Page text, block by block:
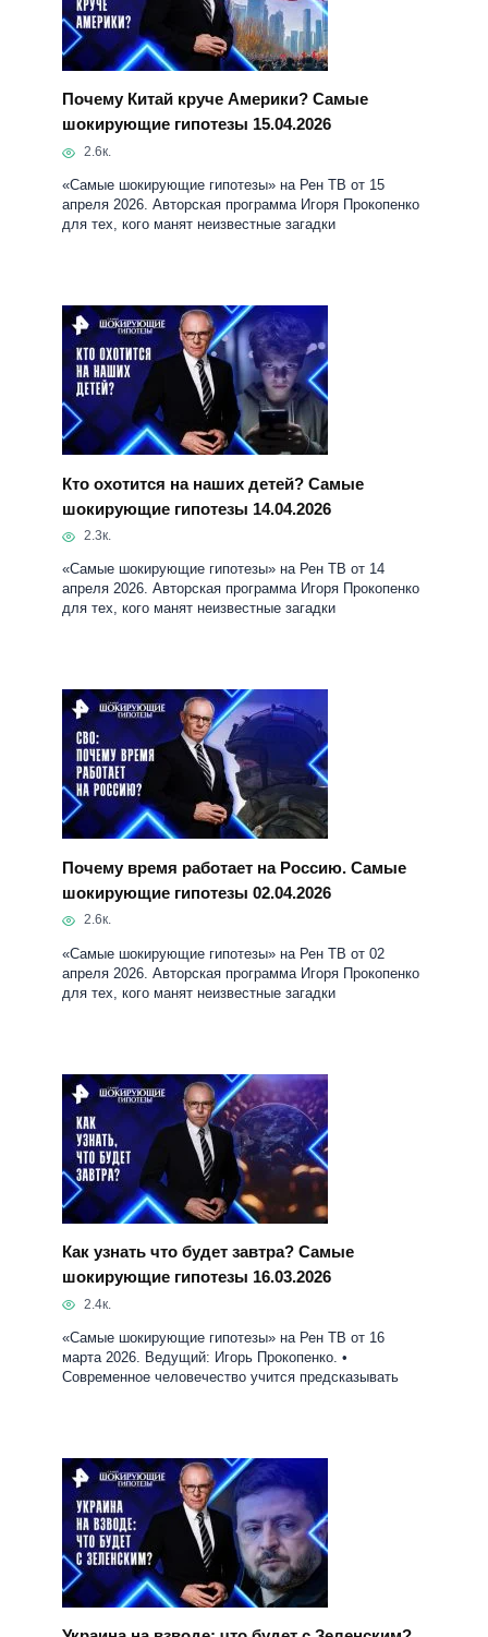
2.6к.
«Самые шокирующие гипотезы» на Рен ТВ от 15
апреля 2026. Авторская программа Игоря Прокопенко
Кто охотится на наших детей? Самые
шокирующие гипотезы 14.04.2026
2.3к.
«Самые шокирующие гипотезы» на Рен ТВ от 14
апреля 2026. Авторская программа Игоря Прокопенко
Почему время работает на Россию. Самые
шокирующие гипотезы 02.04.2026
2.6к.
«Самые шокирующие гипотезы» на Рен ТВ от 02
апреля 2026. Авторская программа Игоря Прокопенко
Как узнать что будет завтра? Самые
шокирующие гипотезы 16.03.2026
2.4к.
«Самые шокирующие гипотезы» на Рен ТВ от 16
марта 2026. Ведущий: Игорь Прокопенко. •
Украина на взводе: что будет с Зеленским?
Самые шокирующие гипотезы 04.02.2026
2.7к.
Основные темы выпуска: • Запад уже не испытывает
к Киеву тех положительных чувств, что были еще